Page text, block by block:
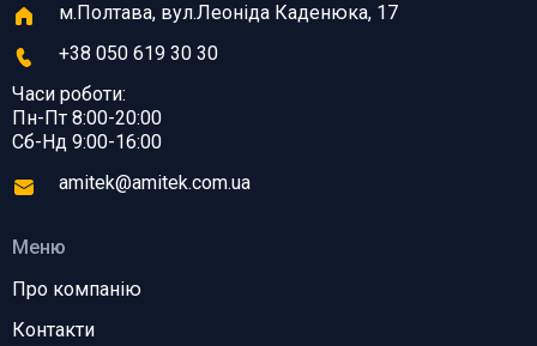
Меню
Про компанію
Контакти
м.Полтава, вул.Леоніда Каденюка, 17
+38 050 619 30 30
Часи роботи:
Пн-Пт 8:00-20:00
Сб-Нд 9:00-16:00
amitek@amitek.com.ua